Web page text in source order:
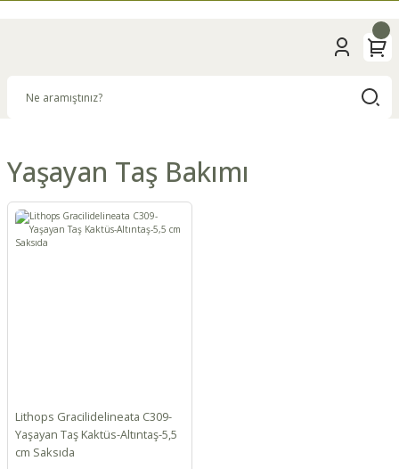
Yaşayan Taş Bakımı
Lithops Gracilidelineata C309-
Yaşayan Taş Kaktüs-Altıntaş-5,5
cm Saksıda